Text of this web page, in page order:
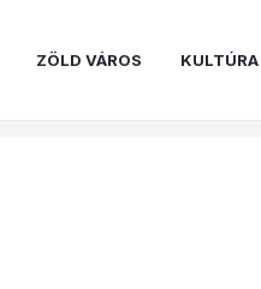
ZÖLD VÁROS KULTÚRA